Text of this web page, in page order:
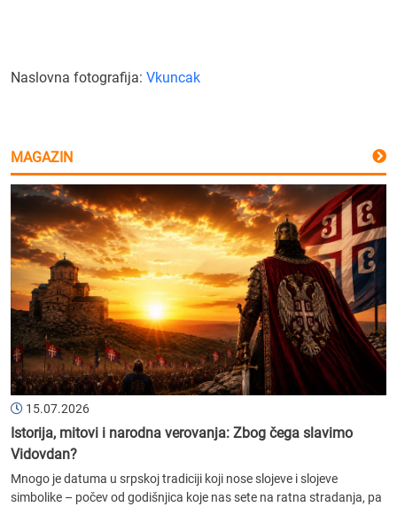
Naslovna fotografija: Vkuncak
MAGAZIN
15.07.2026
Istorija, mitovi i narodna verovanja: Zbog čega slavimo
Vidovdan?
Mnogo je datuma u srpskoj tradiciji koji nose slojeve i slojeve
simbolike – počev od godišnjica koje nas sete na ratna stradanja, pa